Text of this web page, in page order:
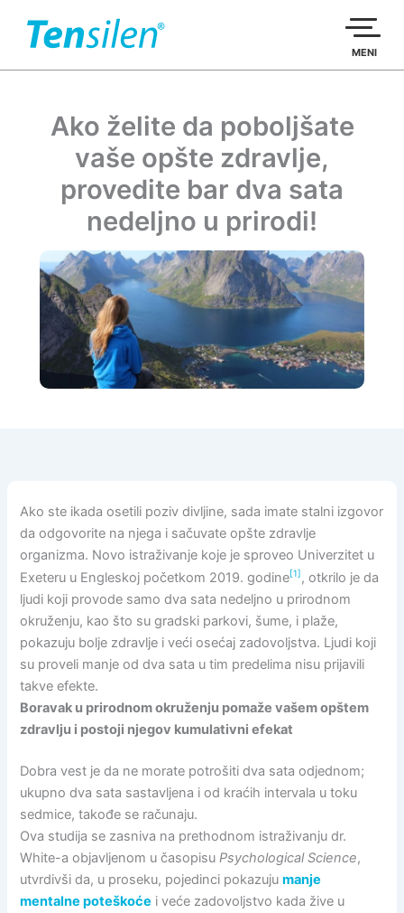
садржај
MENI
Ako želite da poboljšate
vaše opšte zdravlje,
provedite bar dva sata
nedeljno u prirodi!
Ako ste ikada osetili poziv divljine, sada imate stalni izgovor
da odgovorite na njega i sačuvate opšte zdravlje
organizma. Novo istraživanje koje je sproveo Univerzitet u
Exeteru u Engleskoj početkom 2019. godine[1], otkrilo je da
ljudi koji provode samo dva sata nedeljno u prirodnom
okruženju, kao što su gradski parkovi, šume, i plaže,
pokazuju bolje zdravlje i veći osećaj zadovoljstva. Ljudi koji
su proveli manje od dva sata u tim predelima nisu prijavili
takve efekte.
Boravak u prirodnom okruženju pomaže vašem opštem
zdravlju i postoji njegov kumulativni efekat
Dobra vest je da ne morate potrošiti dva sata odjednom;
ukupno dva sata sastavljena i od kraćih intervala u toku
sedmice, takođe se računaju.
Ova studija se zasniva na prethodnom istraživanju dr.
White-a objavljenom u časopisu Psychological Science,
utvrdivši da, u proseku, pojedinci pokazujumanje
mentalne poteškoće i veće zadovoljstvo kada žive u